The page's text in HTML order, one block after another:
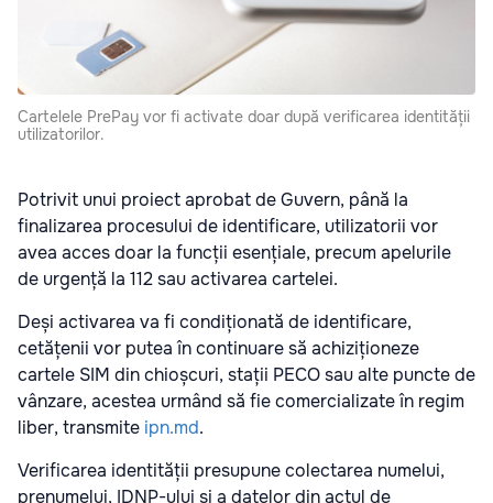
Cartelele PrePay vor fi activate doar după verificarea identității
utilizatorilor.
Potrivit unui proiect aprobat de Guvern, până la
finalizarea procesului de identificare, utilizatorii vor
avea acces doar la funcții esențiale, precum apelurile
de urgență la 112 sau activarea cartelei.
Deși activarea va fi condiționată de identificare,
cetățenii vor putea în continuare să achiziționeze
cartele SIM din chioșcuri, stații PECO sau alte puncte de
vânzare, acestea urmând să fie comercializate în regim
liber, transmite ipn.md.
Verificarea identității presupune colectarea numelui,
prenumelui, IDNP-ului și a datelor din actul de